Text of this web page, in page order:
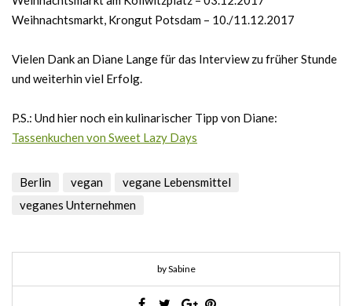
Weihnachtsmarkt, Krongut Potsdam – 10./11.12.2017
Vielen Dank an Diane Lange für das Interview zu früher Stunde
und weiterhin viel Erfolg.
P.S.: Und hier noch ein kulinarischer Tipp von Diane:
Tassenkuchen von Sweet Lazy Days
Berlin vegan
vegane Lebensmittel
veganes Unternehmen
by Sabine